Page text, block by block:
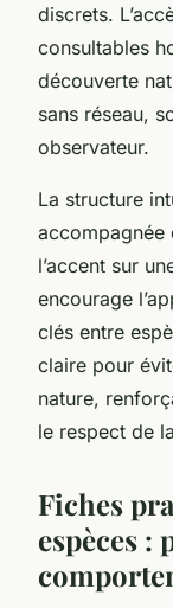
discrets.
consultables
découverte
sans réseau,
observateur.
La structure
accompagnée
l’accent sur
encourage
clés entre
claire pour
nature,
le respect de
Fiches
espèces :